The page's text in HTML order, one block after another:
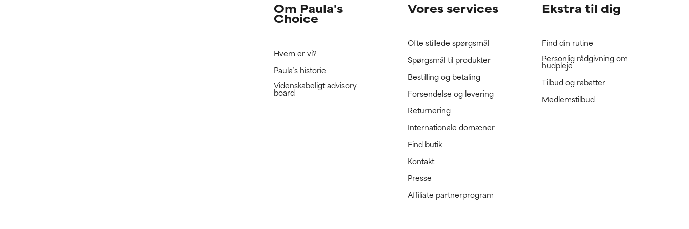
Om Paula's
Choice
Hvem er vi?
Paula’s historie
Videnskabeligt advisory
board
Vores services
Ofte stillede spørgsmål
Spørgsmål til produkter
Bestilling og betaling
Forsendelse og levering
Returnering
Internationale domæner
Find butik
Kontakt
Presse
Affiliate partnerprogram
Ekstra til dig
Find din rutine
Personlig rådgivning om
hudpleje
Tilbud og rabatter
Medlemstilbud